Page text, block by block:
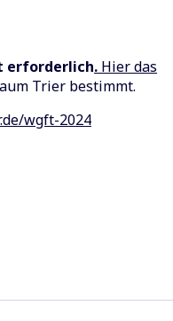
erforderlich. Hier das
Trier bestimmt.
wgft-2024